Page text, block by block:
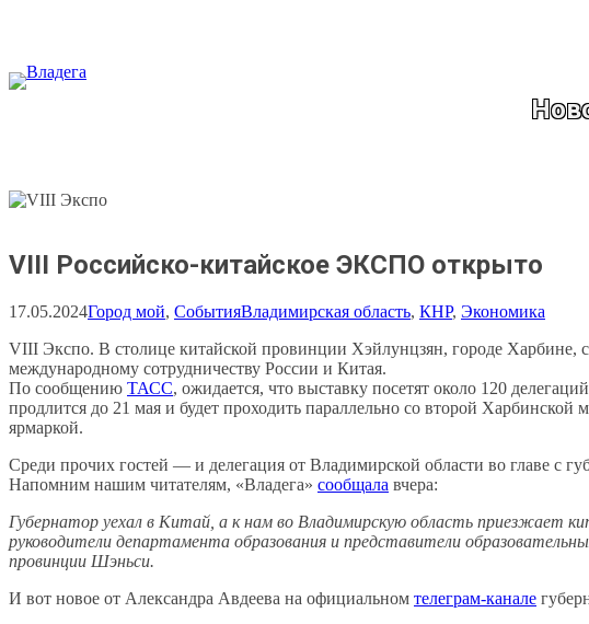
VIII Российско-китайское ЭКСПО открыто
17.05.2024Город мой, СобытияВладимирская область, КНР, Экономика
VIII Экспо. В столице китайской провинции Хэйлунцзян, городе Харбине,
международному сотрудничеству России и Китая.
По сообщению ТАСС, ожидается, что выставку посетят около 120
продлится до 21 мая и будет проходить параллельно со второй Харбинской
ярмаркой.
Среди прочих гостей — и делегация от Владимирской области во главе с
Напомним нашим читателям, «Владега» сообщала вчера:
Губернатор уехал в Китай, а к нам во Владимирскую область приезжает
руководители департамента образования и представители
провинции Шэньси.
И вот новое от Александра Авдеева на официальном телеграм-канале